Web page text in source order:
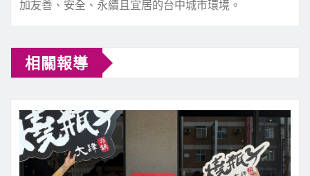
加友善、安全、永續且宜居的台中城市環境。
相關報導